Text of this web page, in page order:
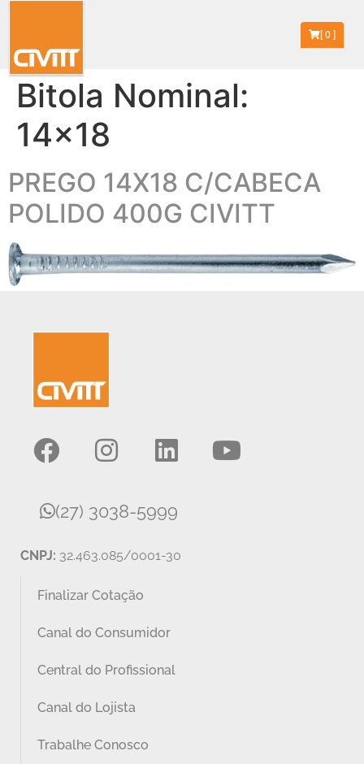
[0]
Bitola Nominal:
14x18
PREGO 14X18 C/CABECA
POLIDO 400G CIVITT
(27) 3038-5999
CNPJ: 32.463.085/0001-30
Finalizar Cotação
Canal do Consumidor
Central do Profissional
Canal do Lojista
Trabalhe Conosco